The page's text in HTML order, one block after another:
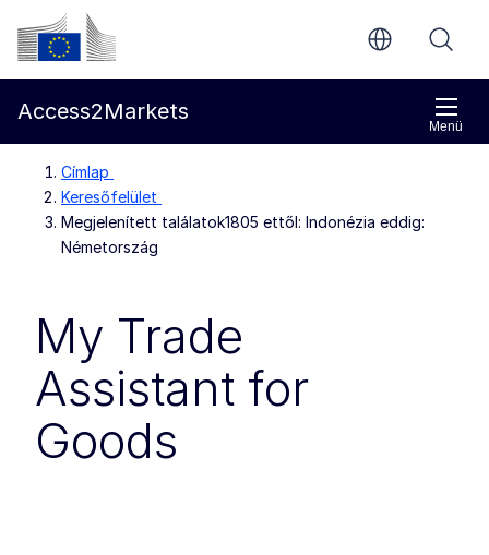
Ugrás a fő tartalomra
Európai Bizottság
Menü
Access2Markets
Címlap
Keresőfelület
Megjelenített találatok1805 ettől: Indonézia eddig:
Németország
My Trade
Assistant for
Goods